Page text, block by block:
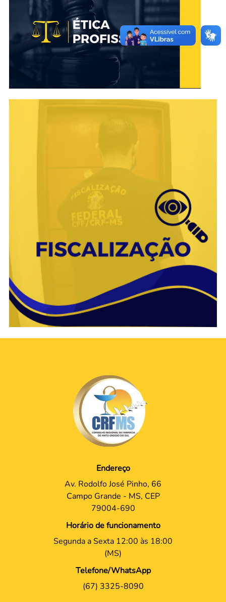
Endereço
Av. Rodolfo José Pinho, 66
Campo Grande - MS, CEP
79004-690
Horário de funcionamento
Segunda a Sexta 12:00 às 18:00
(MS)
Telefone/WhatsApp
(67) 3325-8090